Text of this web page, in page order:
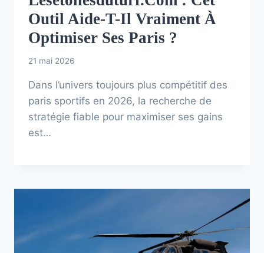
Outil Aide-T-Il Vraiment À
Optimiser Ses Paris ?
21 mai 2026
Dans l’univers toujours plus compétitif des
paris sportifs en 2026, la recherche de
stratégie fiable pour maximiser ses gains
est…